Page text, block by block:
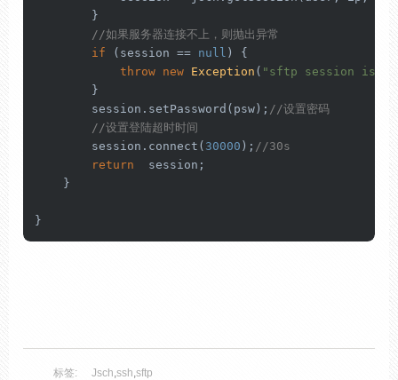
        }
//如果服务器连接不上，则抛出异常
if (session == null ) {
throw new Exception ( "sftp session is
        }
        session.setPassword(psw);
//设置密码
//设置登陆超时时间
        session.connect(
30000 ); //30s
return
  session;
    }
}
标签: Jsch,ssh,sftp